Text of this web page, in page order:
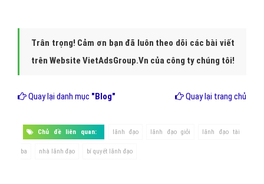
Trân trọng! Cảm ơn bạn đã luôn theo dõi các bài viết
trên Website VietAdsGroup.Vn của công ty chúng tôi!
Quay lại danh mục "Blog" Quay lại trang chủ
Chủ đề liên quan: lãnh đạo lãnh đạo giỏi lãnh đạo tài
ba nhà lãnh đạo bí quyết lãnh đạo